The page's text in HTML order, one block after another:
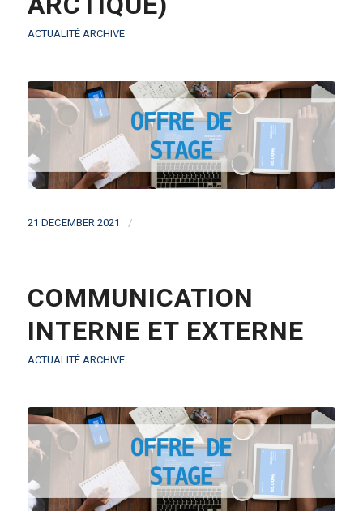
ACTUALITÉ ARCHIVE
21 DECEMBER 2021 /
COMMUNICATION
INTERNE ET EXTERNE
ACTUALITÉ ARCHIVE